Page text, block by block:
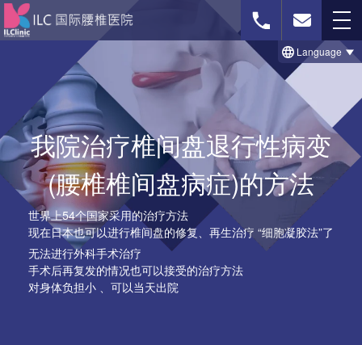
免费影像诊断 联系我们
首页
治療のビフォー＆アフター事例
セルゲル法について
脊柱菅狭窄症の治療法
Language
我院治疗椎间盘退行性病变
(腰椎椎间盘病症)的方法
世界上54个国家采用的治疗方法
现在日本也可以进行椎间盘的修复、再生治疗 “细胞凝胶法”了
无法进行外科手术治疗
手术后再复发的情况也可以接受的治疗方法
对身体负担小 、可以当天出院